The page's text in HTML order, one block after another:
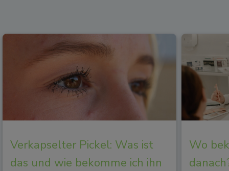
Verkapselter Pickel: Was ist
das und wie bekomme ich ihn
Wo